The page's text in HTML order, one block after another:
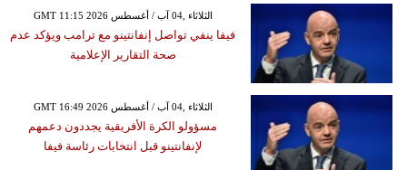
GMT 11:15 2026 الثلاثاء ,04 آب / أغسطس
فيفا ينفي تواصل إنفانتينو مع ترامب ويؤكد عدم
صحة التقارير الإعلامية
GMT 16:49 2026 الثلاثاء ,04 آب / أغسطس
مسؤولو الكرة الأفريقية يجددون دعمهم
لإنفانتينو قبل انتخابات رئاسة فيفا